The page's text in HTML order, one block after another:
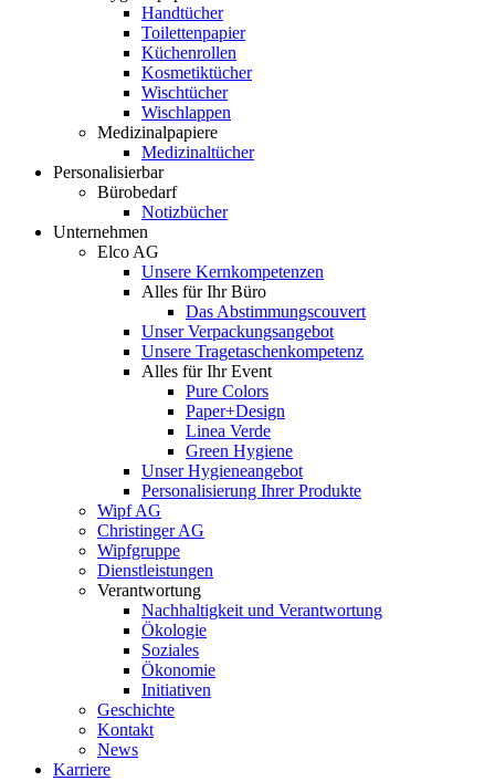
Handtücher
Toilettenpapier
Küchenrollen
Kosmetiktücher
Wischtücher
Wischlappen
Medizinalpapiere
Medizinaltücher
Personalisierbar
Bürobedarf
Notizbücher
Unternehmen
Elco AG
Unsere Kernkompetenzen
Alles für Ihr Büro
Das Abstimmungscouvert
Unser Verpackungsangebot
Unsere Tragetaschenkompetenz
Alles für Ihr Event
Pure Colors
Paper+Design
Linea Verde
Green Hygiene
Unser Hygieneangebot
Personalisierung Ihrer Produkte
Wipf AG
Christinger AG
Wipfgruppe
Dienstleistungen
Verantwortung
Nachhaltigkeit und Verantwortung
Ökologie
Soziales
Ökonomie
Initiativen
Geschichte
Kontakt
News
Karriere